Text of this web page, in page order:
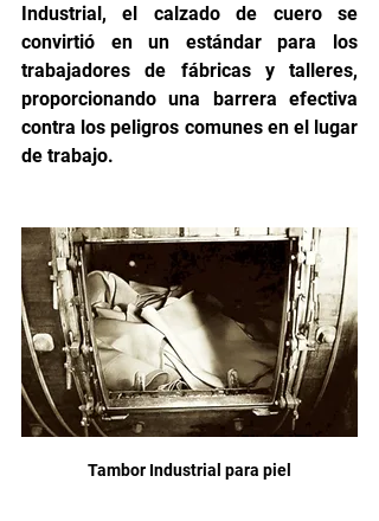
Industrial, el calzado de cuero se
convirtió en un estándar para los
trabajadores de fábricas y talleres,
proporcionando una barrera efectiva
contra los peligros comunes en el lugar
de trabajo.
Tambor Industrial para piel